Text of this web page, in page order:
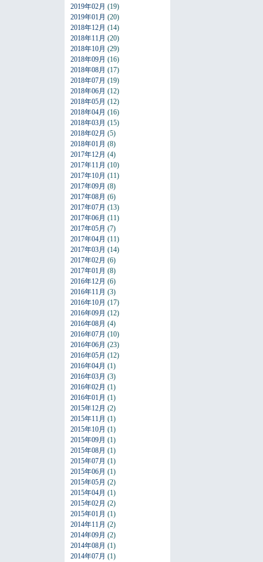
2019年02月 (19)
2019年01月 (20)
2018年12月 (14)
2018年11月 (20)
2018年10月 (29)
2018年09月 (16)
2018年08月 (17)
2018年07月 (19)
2018年06月 (12)
2018年05月 (12)
2018年04月 (16)
2018年03月 (15)
2018年02月 (5)
2018年01月 (8)
2017年12月 (4)
2017年11月 (10)
2017年10月 (11)
2017年09月 (8)
2017年08月 (6)
2017年07月 (13)
2017年06月 (11)
2017年05月 (7)
2017年04月 (11)
2017年03月 (14)
2017年02月 (6)
2017年01月 (8)
2016年12月 (6)
2016年11月 (3)
2016年10月 (17)
2016年09月 (12)
2016年08月 (4)
2016年07月 (10)
2016年06月 (23)
2016年05月 (12)
2016年04月 (1)
2016年03月 (3)
2016年02月 (1)
2016年01月 (1)
2015年12月 (2)
2015年11月 (1)
2015年10月 (1)
2015年09月 (1)
2015年08月 (1)
2015年07月 (1)
2015年06月 (1)
2015年05月 (2)
2015年04月 (1)
2015年02月 (2)
2015年01月 (1)
2014年11月 (2)
2014年09月 (2)
2014年08月 (1)
2014年07月 (1)